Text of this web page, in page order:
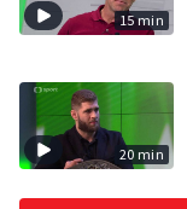
15 min
20 min